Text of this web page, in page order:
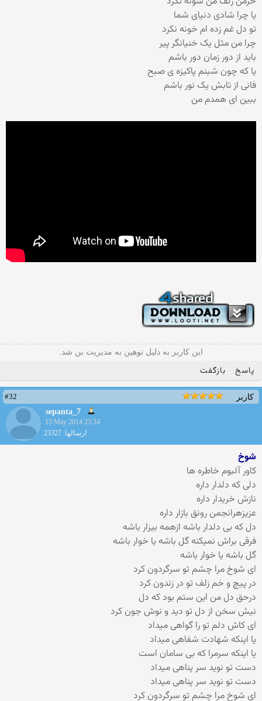
یا چرا شادی دنیای شما
تو دل غم زده ام خونه نکرد
چرا من مثل یک خنیانگر پیر
باید از دور زمان دور باشم
یا که چون شبنم پاکیزه ی صبح
فانی از تابش یک نور باشم
ببین ای همدم من
این کاربر به دلیل توهین به مدیریت بن شد.
پاسخ بازگفت
کاربر
#32
sepanta_7
15 May 2014 23:34
ارسالها: 23327
شوخ
کاور آلبوم خاطره ها
دلی که دلدار داره
نازش خریدار داره
عزیزهرانجمن رونق بازار داره
دل که بی دلدار باشه ازهمه بیزار باشه
فرقی براش نمیکنه گل باشه یا خوار باشه
گل باشه یا خوار باشه
ای شوخ مرا چشم تو سرگردون کرد
در پیچ و خم زلف تو در زندون کرد
درحق دل من این ستم بود که دل
نیش سخن از دل تو دید و نوش جون کرد
ای کاش دلم تو را گواهی میداد
یا اینکه شهادت شفاهی میداد
یا اینکه سرمرا که بی سامان است
دست تو نوید سر پناهی میداد
دست تو نوید سر پناهی میداد
ای شوخ مرا چشم تو سرگردون کرد